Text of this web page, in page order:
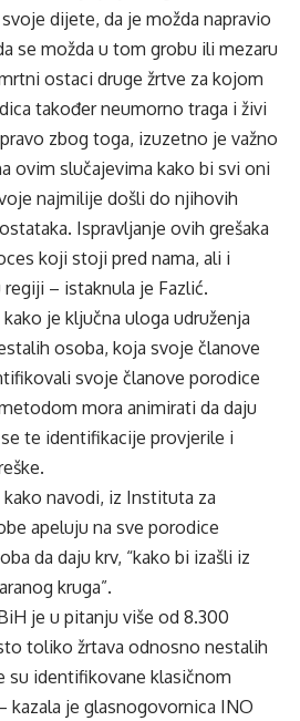
dijete, da je možda napravio
se možda u tom grobu ili mezaru
ostaci druge žrtve za kojom
također neumorno traga i živi
zbog toga, izuzetno je važno
ovim slučajevima kako bi svi oni
najmilije došli do njihovih
Ispravljanje ovih grešaka
koji stoji pred nama, ali i
regiji – istaknula je Fazlić.
je ključna uloga udruženja
osoba, koja svoje članove
svoje članove porodice
mora animirati da daju
te identifikacije provjerile i
navodi, iz Instituta za
apeluju na sve porodice
da daju krv, “kako bi izašli iz
kruga”.
je u pitanju više od 8.300
toliko žrtava odnosno nestalih
su identifikovane klasičnom
kazala je glasnogovornica INO